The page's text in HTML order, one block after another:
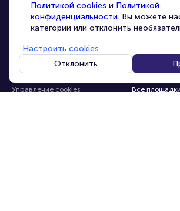
Условия использования
Персональные данные
Контакты
Карта сайта
Управление cookies
8-800-500-
С 10:00 до
звонок
Все площадки
Политикой cookies и Политикой
конфиденциальности. Вы можете
категории или отклонить
Настроить cookies
Отклонить